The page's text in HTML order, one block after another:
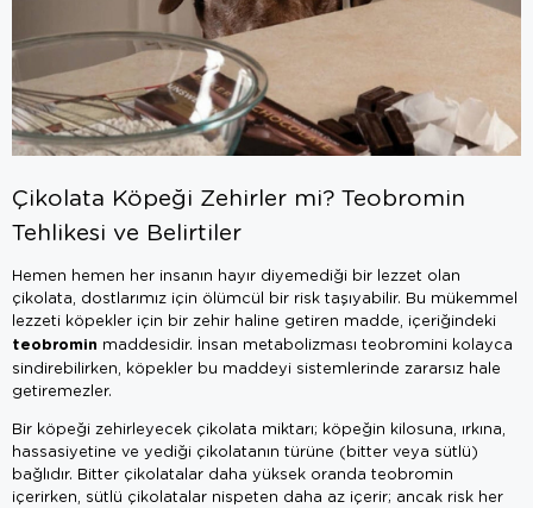
Çikolata Köpeği Zehirler mi? Teobromin
Tehlikesi ve Belirtiler
Hemen hemen her insanın hayır diyemediği bir lezzet olan
çikolata, dostlarımız için ölümcül bir risk taşıyabilir. Bu mükemmel
lezzeti köpekler için bir zehir haline getiren madde, içeriğindeki
teobromin maddesidir. İnsan metabolizması teobromini kolayca
sindirebilirken, köpekler bu maddeyi sistemlerinde zararsız hale
getiremezler.
Bir köpeği zehirleyecek çikolata miktarı; köpeğin kilosuna, ırkına,
hassasiyetine ve yediği çikolatanın türüne (bitter veya sütlü)
bağlıdır. Bitter çikolatalar daha yüksek oranda teobromin
içerirken, sütlü çikolatalar nispeten daha az içerir; ancak risk her